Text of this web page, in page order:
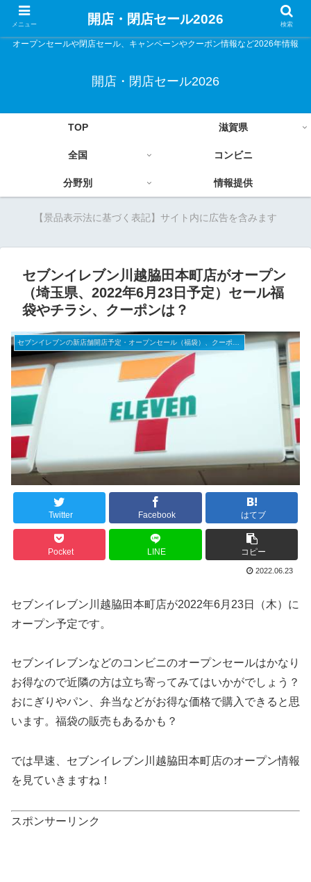
オープンセールや閉店セール、キャンペーンやクーポン情報など2026年情報
開店・閉店セール2026
TOP 滋賀県
全国 コンビニ
分野別 情報提供
【景品表示法に基づく表記】サイト内に広告を含みます
セブンイレブン川越脇田本町店がオープン
（埼玉県、2022年6月23日予定）セール福
袋やチラシ、クーポンは？
Twitter Facebook はてブ
Pocket LINE コピー
2022.06.23
セブンイレブン川越脇田本町店が2022年6月23日（木）に
オープン予定です。
セブンイレブンなどのコンビニのオープンセールはかなり
お得なので近隣の方は立ち寄ってみてはいかがでしょう？
おにぎりやパン、弁当などがお得な価格で購入できると思
います。福袋の販売もあるかも？
では早速、セブンイレブン川越脇田本町店のオープン情報
を見ていきますね！
スポンサーリンク
メニュー 開店・閉店セール2026 検索